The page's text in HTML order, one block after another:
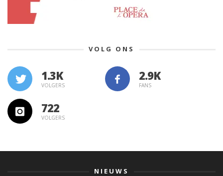
VOLG ONS
1.3K
VOLGERS FANS
722
VOLGERS
NIEUWS